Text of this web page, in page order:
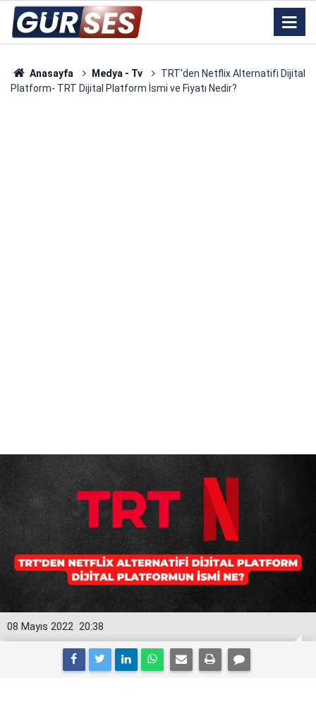
Anasayfa Medya - Tv
TRT'den Netflix Alternatifi Dijital
Platform- TRT Dijital Platform İsmi ve Fiyatı Nedir?
20:38
08 Mayıs 2022